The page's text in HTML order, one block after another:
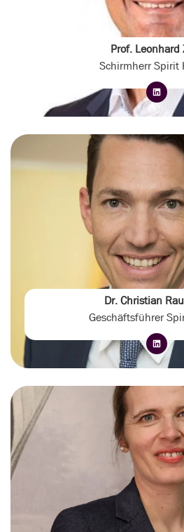
Prof. Leonhard
Schirmherr Spirit
Dr. Christian
Geschäftsführer